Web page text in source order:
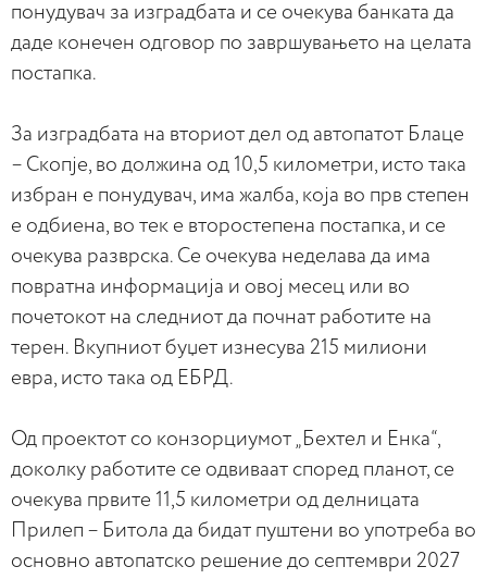
понудувач за изградбата и се очекува банката да
даде конечен одговор по завршувањето на целата
постапка.
За изградбата на вториот дел од автопатот Блаце
– Скопје, во должина од 10,5 километри, исто така
избран е понудувач, има жалба, која во прв степен
е одбиена, во тек е второстепена постапка, и се
очекува разврска. Се очекува неделава да има
повратна информација и овој месец или во
почетокот на следниот да почнат работите на
терен. Вкупниот буџет изнесува 215 милиони
евра, исто така од ЕБРД.
Од проектот со конзорциумот „Бехтел и Енка“,
доколку работите се одвиваат според планот, се
очекува првите 11,5 километри од делницата
Прилеп – Битола да бидат пуштени во употреба во
основно автопатско решение до септември 2027